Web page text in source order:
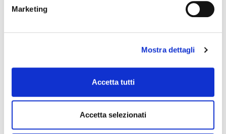
Marketing
Mostra dettagli
Accetta tutti
Accetta selezionati